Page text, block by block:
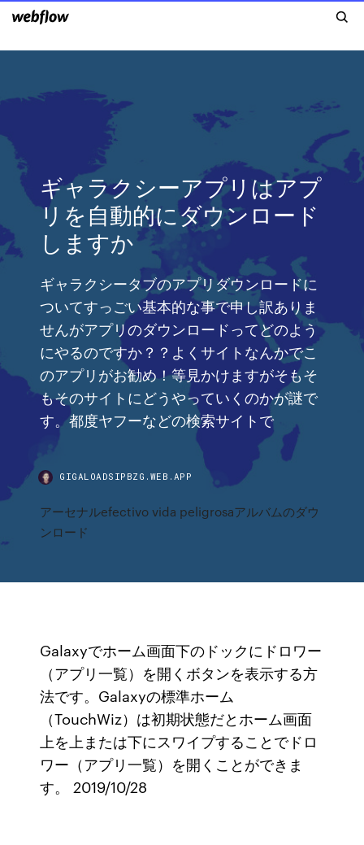
ギャラクシーアプリはアプ
リを自動的にダウンロード
しますか
ギャラクシータブのアプリダウンロードに
ついてすっごい基本的な事で申し訳ありま
せんがアプリのダウンロードってどのよう
にやるのですか？？よくサイトなんかでこ
のアプリがお勧め！等見かけますがそもそ
もそのサイトにどうやっていくのかが謎で
す。都度ヤフーなどの検索サイトで
GIGALOADSIPBZG.WEB.APP
アーセナルefectivo vida peligrosaアルバムのダウ
ンロード
Galaxyでホーム画面下のドックにドロワー
（アプリ一覧）を開くボタンを表示する方
法です。Galaxyの標準ホーム
（TouchWiz）は初期状態だとホーム画面
上を上または下にスワイプすることでドロ
ワー（アプリ一覧）を開くことができま
す。 2019/10/28